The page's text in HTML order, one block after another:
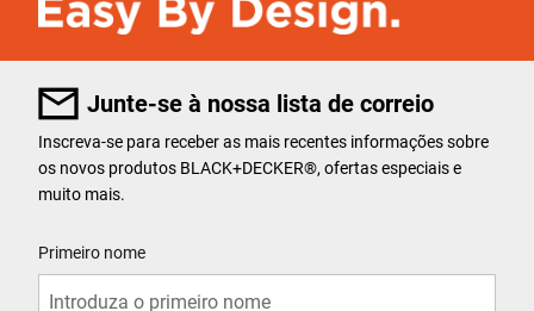
Junte-se à nossa lista de correio
Inscreva-se para receber as mais recentes informações sobre
os novos produtos BLACK+DECKER®, ofertas especiais e
muito mais.
Primeiro nome